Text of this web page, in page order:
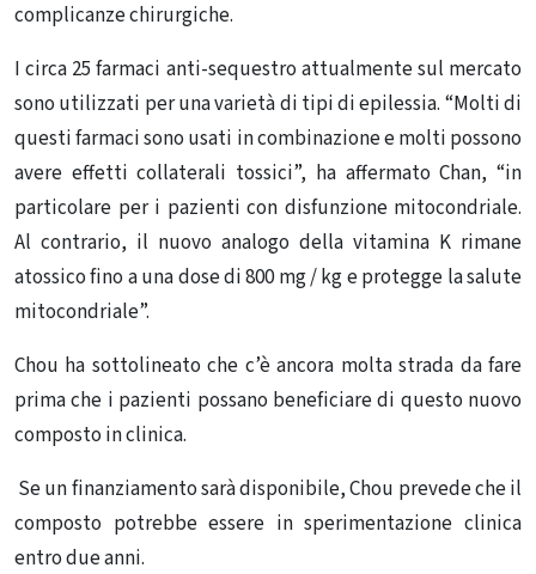
complicanze chirurgiche.
I circa 25 farmaci anti-sequestro attualmente sul mercato
sono utilizzati per una varietà di tipi di epilessia. “Molti di
questi farmaci sono usati in combinazione e molti possono
avere effetti collaterali tossici”, ha affermato Chan, “in
particolare per i pazienti con disfunzione mitocondriale.
Al contrario, il nuovo analogo della vitamina K rimane
atossico fino a una dose di 800 mg / kg e protegge la salute
mitocondriale”.
Chou ha sottolineato che c’è ancora molta strada da fare
prima che i pazienti possano beneficiare di questo nuovo
composto in clinica.
Se un finanziamento sarà disponibile, Chou prevede che il
composto potrebbe essere in sperimentazione clinica
entro due anni.